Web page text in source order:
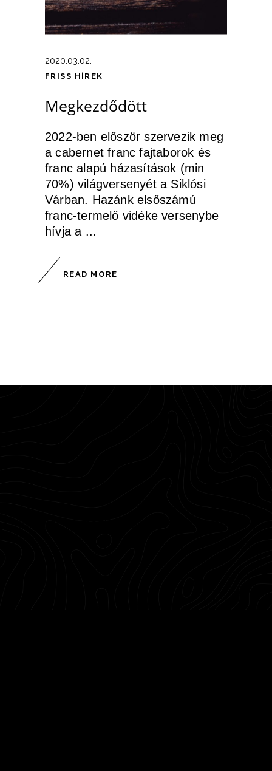
2020.03.02.
FRISS HÍREK
Megkezdődött
2022-ben először szervezik meg
a cabernet franc fajtaborok és
franc alapú házasítások (min
70%) világversenyét a Siklósi
Várban. Hazánk elsőszámú
franc-termelő vidéke versenybe
hívja a
READ MORE